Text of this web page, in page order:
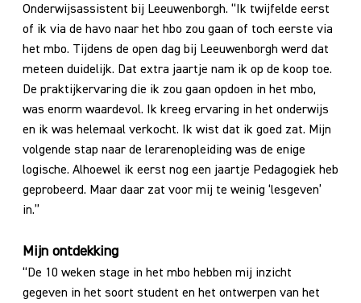
Onderwijsassistent bij Leeuwenborgh. “Ik twijfelde eerst
of ik via de havo naar het hbo zou gaan of toch eerste via
het mbo. Tijdens de open dag bij Leeuwenborgh werd dat
meteen duidelijk. Dat extra jaartje nam ik op de koop toe.
De praktijkervaring die ik zou gaan opdoen in het mbo,
was enorm waardevol. Ik kreeg ervaring in het onderwijs
en ik was helemaal verkocht. Ik wist dat ik goed zat. Mijn
volgende stap naar de lerarenopleiding was de enige
logische. Alhoewel ik eerst nog een jaartje Pedagogiek heb
geprobeerd. Maar daar zat voor mij te weinig ‘lesgeven’
in.”
Mijn ontdekking
“De 10 weken stage in het mbo hebben mij inzicht
gegeven in het soort student en het ontwerpen van het